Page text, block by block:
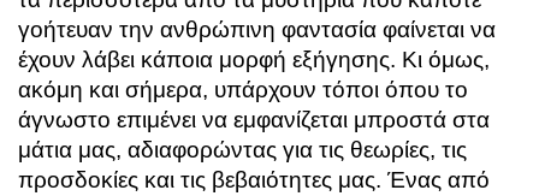
γοήτευαν την ανθρώπινη φαντασία φαίνεται να
έχουν λάβει κάποια μορφή εξήγησης. Κι όμως,
ακόμη και σήμερα, υπάρχουν τόποι όπου το
άγνωστο επιμένει να εμφανίζεται μπροστά στα
μάτια μας, αδιαφορώντας για τις θεωρίες, τις
προσδοκίες και τις βεβαιότητες μας. Ένας από